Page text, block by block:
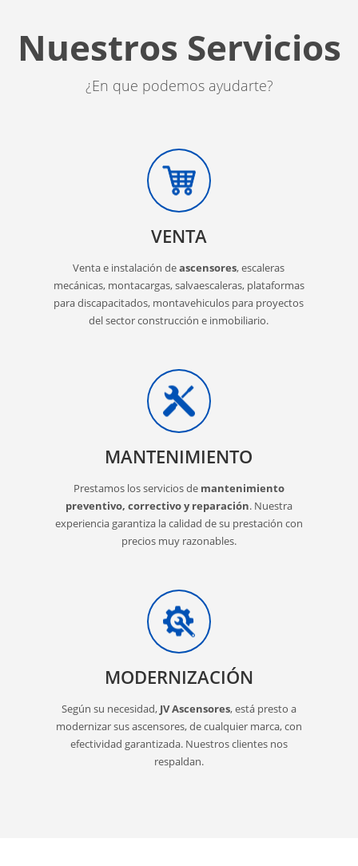
Nuestros Servicios
¿En que podemos ayudarte?
VENTA
Venta e instalación deascensores, escaleras
mecánicas, montacargas, salvaescaleras, plataformas
para discapacitados, montavehiculos para proyectos
del sector construcción e inmobiliario.
MANTENIMIENTO
Prestamos los servicios de mantenimiento
preventivo, correctivo y reparación. Nuestra
experiencia garantiza la calidad de su prestación con
precios muy razonables.
MODERNIZACIÓN
Según su necesidad, JV Ascensores, está presto a
modernizar sus ascensores, de cualquier marca, con
efectividad garantizada. Nuestros clientes nos
respaldan.